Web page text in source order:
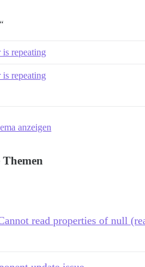
repeating
repeating
anzeigen
read properties of null